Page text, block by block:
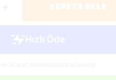
SEPETE EKLE